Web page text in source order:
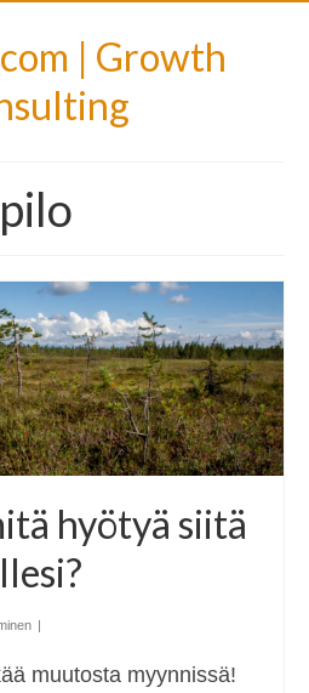
| Growth
hyötyä siitä
muutosta myynnissä!